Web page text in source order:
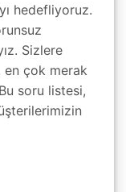
hedefliyoruz.
Sizlere
en çok merak
soru listesi,